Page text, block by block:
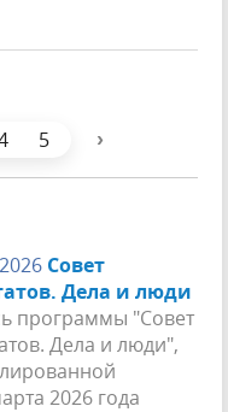
5 ›
Совет
Дела и люди
программы "Совет
Дела и люди",
2026 года